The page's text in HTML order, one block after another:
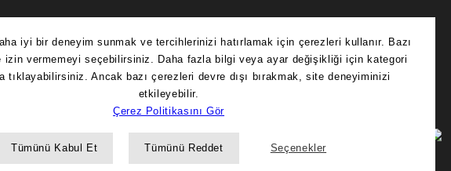
HAKLARI SAKLIDIR.